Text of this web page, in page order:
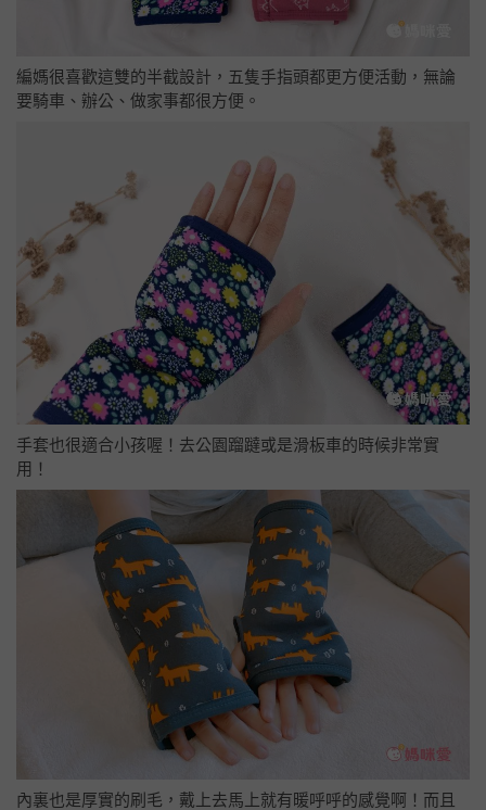
編媽很喜歡這雙的半截設計，五隻手指頭都更方便活動，無論
要騎車、辦公、做家事都很方便。
手套也很適合小孩喔！去公園蹓躂或是滑板車的時候非常實
用！
內裏也是厚實的刷毛，戴上去馬上就有暖呼呼的感覺啊！而且